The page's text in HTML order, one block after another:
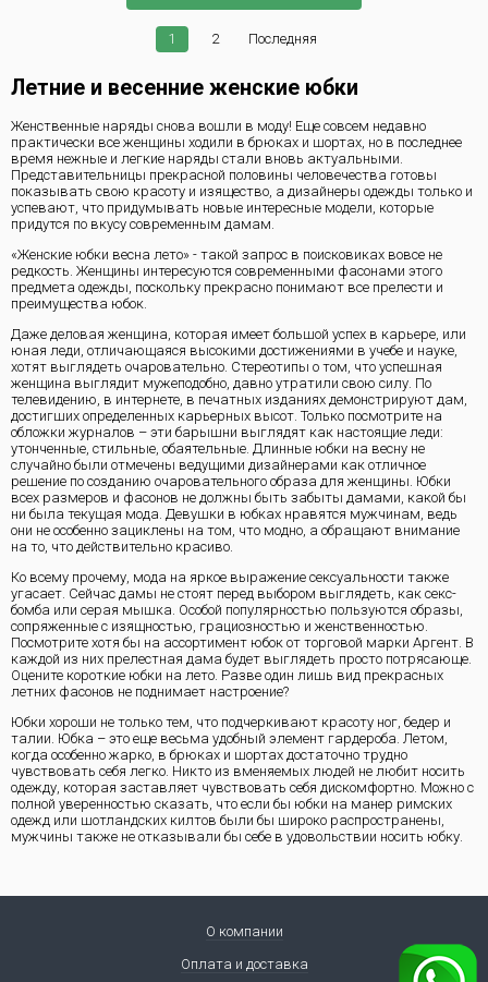
1 2 Последняя
Летние и весенние женские юбки
Женственные наряды снова вошли в моду! Еще совсем недавно
практически все женщины ходили в брюках и шортах, но в последнее
время нежные и легкие наряды стали вновь актуальными.
Представительницы прекрасной половины человечества готовы
показывать свою красоту и изящество, а дизайнеры одежды только и
успевают, что придумывать новые интересные модели, которые
придутся по вкусу современным дамам.
«Женские юбки весна лето» - такой запрос в поисковиках вовсе не
редкость. Женщины интересуются современными фасонами этого
предмета одежды, поскольку прекрасно понимают все прелести и
преимущества юбок.
Даже деловая женщина, которая имеет большой успех в карьере, или
юная леди, отличающаяся высокими достижениями в учебе и науке,
хотят выглядеть очаровательно. Стереотипы о том, что успешная
женщина выглядит мужеподобно, давно утратили свою силу. По
телевидению, в интернете, в печатных изданиях демонстрируют дам,
достигших определенных карьерных высот. Только посмотрите на
обложки журналов – эти барышни выглядят как настоящие леди:
утонченные, стильные, обаятельные. Длинные юбки на весну не
случайно были отмечены ведущими дизайнерами как отличное
решение по созданию очаровательного образа для женщины. Юбки
всех размеров и фасонов не должны быть забыты дамами, какой бы
ни была текущая мода. Девушки в юбках нравятся мужчинам, ведь
они не особенно зациклены на том, что модно, а обращают внимание
на то, что действительно красиво.
Ко всему прочему, мода на яркое выражение сексуальности также
угасает. Сейчас дамы не стоят перед выбором выглядеть, как секс-
бомба или серая мышка. Особой популярностью пользуются образы,
сопряженные с изящностью, грациозностью и женственностью.
Посмотрите хотя бы на ассортимент юбок от торговой марки Аргент. В
каждой из них прелестная дама будет выглядеть просто потрясающе.
Оцените короткие юбки на лето. Разве один лишь вид прекрасных
летних фасонов не поднимает настроение?
Юбки хороши не только тем, что подчеркивают красоту ног, бедер и
талии. Юбка – это еще весьма удобный элемент гардероба. Летом,
когда особенно жарко, в брюках и шортах достаточно трудно
чувствовать себя легко. Никто из вменяемых людей не любит носить
одежду, которая заставляет чувствовать себя дискомфортно. Можно с
полной уверенностью сказать, что если бы юбки на манер римских
одежд или шотландских килтов были бы широко распространены,
мужчины также не отказывали бы себе в удовольствии носить юбку.
О компании
Оплата и доставка